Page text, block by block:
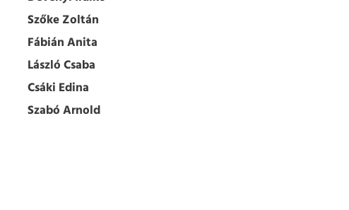
Szőke Zoltán
Fábián Anita
László Csaba
Csáki Edina
Szabó Arnold